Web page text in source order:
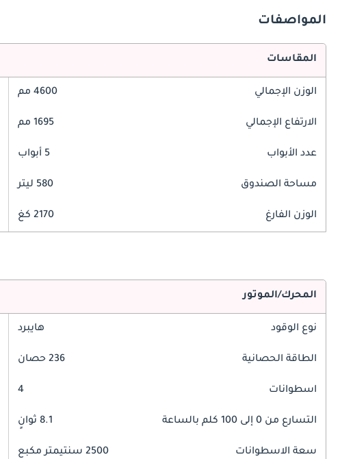
المواصفات
المقاسات
الوزن الإجمالي 4600 مم
الارتفاع الإجمالي 1695 مم
عدد الأبواب 5 أبواب
مساحة الصندوق 580 ليتر
الوزن الفارغ 2170 كغ
المحرك/الموتور
نوع الوقود هايبرد
الطاقة الحصانية 236 حصان
اسطوانات 4
التسارع من 0 إلى 100 كلم بالساعة 8.1 ثوانٍ
سعة الاسطوانات 2500 سنتيمتر مكبع